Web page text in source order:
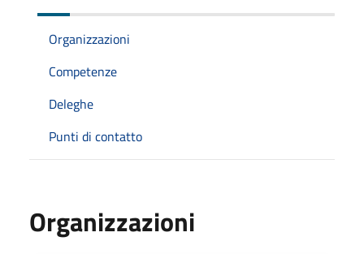
Organizzazioni
Competenze
Deleghe
Punti di contatto
Organizzazioni